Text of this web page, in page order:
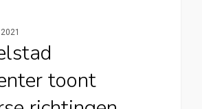
toont